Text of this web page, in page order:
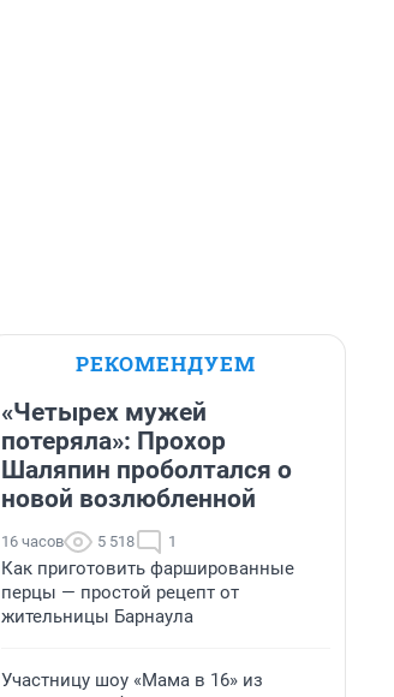
РЕКОМЕНДУЕМ
«Четырех мужей
потеряла»: Прохор
Шаляпин проболтался о
новой возлюбленной
16 часов 5 518 1
Как приготовить фаршированные
перцы — простой рецепт от
жительницы Барнаула
Участницу шоу «Мама в 16» из